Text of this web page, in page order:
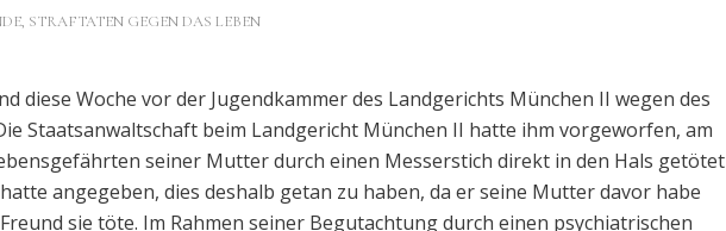
, STRAFTATEN GEGEN DAS LEBEN
diese Woche vor der Jugendkammer des Landgerichts München II wegen des
Staatsanwaltschaft beim Landgericht München II hatte ihm vorgeworfen, am
seiner Mutter durch einen Messerstich direkt in den Hals getötet
angegeben, dies deshalb getan zu haben, da er seine Mutter davor habe
sie töte. Im Rahmen seiner Begutachtung durch einen psychiatrischen